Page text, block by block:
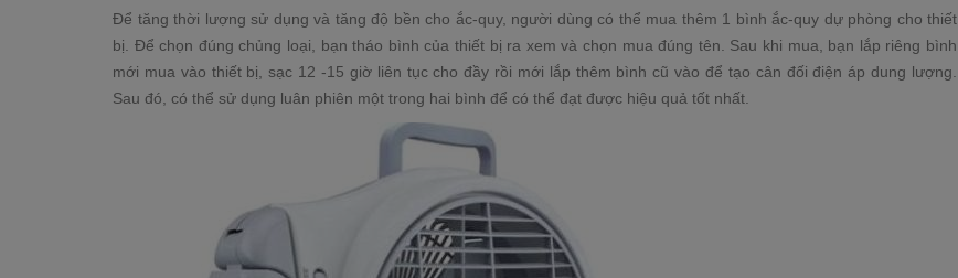
Để tăng thời lượng sử dụng và tăng độ bền cho ắc-quy, người dùng có thể mua thêm 1 bình ắc-quy dự phòng cho thiết
bị. Để chọn đúng chủng loại, bạn tháo bình của thiết bị ra xem và chọn mua đúng tên. Sau khi mua, bạn lắp riêng bình
mới mua vào thiết bị, sạc 12 -15 giờ liên tục cho đầy rồi mới lắp thêm bình cũ vào để tạo cân đối điện áp dung lượng.
Sau đó, có thể sử dụng luân phiên một trong hai bình để có thể đạt được hiệu quả tốt nhất.